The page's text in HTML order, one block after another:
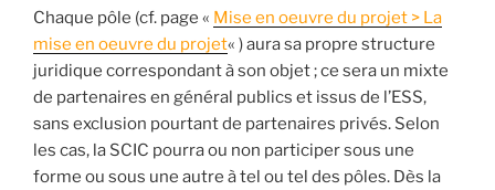
Chaque pôle (cf. page « Mise en oeuvre du projet > La
mise en oeuvre du projet« ) aura sa propre structure
juridique correspondant à son objet ; ce sera un mixte
de partenaires en général publics et issus de l’ESS,
sans exclusion pourtant de partenaires privés. Selon
les cas, la SCIC pourra ou non participer sous une
forme ou sous une autre à tel ou tel des pôles. Dès la